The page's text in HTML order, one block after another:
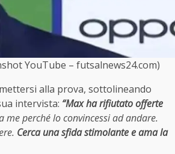
YouTube – futsalnews24.com)
alla prova, sottolineando
intervista: “Maxha rifiutato offerte
perché lo convincessi ad andare.
Cerca una sfida stimolante e ama la